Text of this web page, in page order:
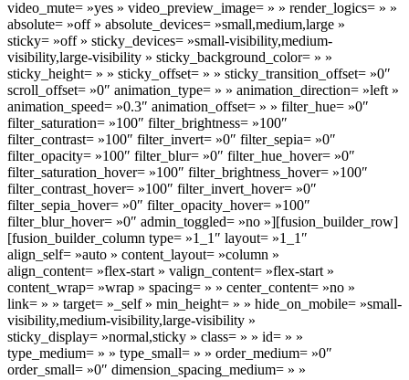
video_mute= »yes » video_preview_image= » » render_logics= » »
absolute= »off » absolute_devices= »small,medium,large »
sticky= »off » sticky_devices= »small-visibility,medium-
visibility,large-visibility » sticky_background_color= » »
sticky_height= » » sticky_offset= » » sticky_transition_offset= »0″
scroll_offset= »0″ animation_type= » » animation_direction= »left »
animation_speed= »0.3″ animation_offset= » » filter_hue= »0″
filter_saturation= »100″ filter_brightness= »100″
filter_contrast= »100″ filter_invert= »0″ filter_sepia= »0″
filter_opacity= »100″ filter_blur= »0″ filter_hue_hover= »0″
filter_saturation_hover= »100″ filter_brightness_hover= »100″
filter_contrast_hover= »100″ filter_invert_hover= »0″
filter_sepia_hover= »0″ filter_opacity_hover= »100″
filter_blur_hover= »0″ admin_toggled= »no »][fusion_builder_row]
[fusion_builder_column type= »1_1″ layout= »1_1″
align_self= »auto » content_layout= »column »
align_content= »flex-start » valign_content= »flex-start »
content_wrap= »wrap » spacing= » » center_content= »no »
link= » » target= »_self » min_height= » » hide_on_mobile= »small-
visibility,medium-visibility,large-visibility »
sticky_display= »normal,sticky » class= » » id= » »
type_medium= » » type_small= » » order_medium= »0″
order_small= »0″ dimension_spacing_medium= » »